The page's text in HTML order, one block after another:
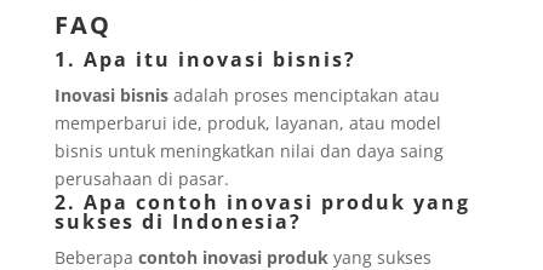
FAQ
1. Apa itu inovasi bisnis?
Inovasi bisnisadalah proses menciptakan atau
memperbarui ide, produk, layanan, atau model
bisnis untuk meningkatkan nilai dan daya saing
perusahaan di pasar.
2. Apa contoh inovasi produk yang
sukses di Indonesia?
Beberapa contoh inovasi produk yang sukses